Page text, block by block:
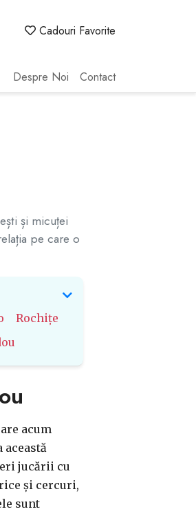
Cadouri Favorite
Despre Noi Contact
și micuței
pe care o
Rochițe
acum
jucării cu
și cercuri,
sunt